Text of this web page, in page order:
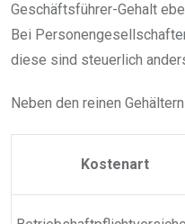
Geschäftsführer-Gehalt
Bei
diese sind steuerlich
Neben den reinen
Kostenart